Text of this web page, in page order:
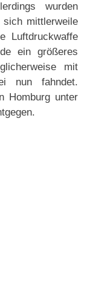
wurden
sich mittlerweile
Luftdruckwaffe
ein größeres
mit
nun fahndet.
Homburg unter